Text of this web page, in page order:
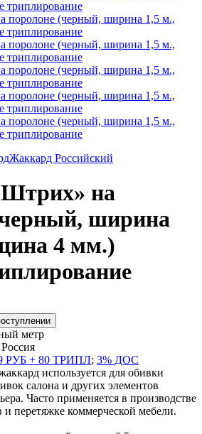
Жаккард Российский
на
ширина
4 мм.)
метр
РУБ + 80 ТРИПЛ; 3% ДОС
используется для обивки
салона и других элементов
Часто применяется в производстве
перетяжке коммерческой мебели.